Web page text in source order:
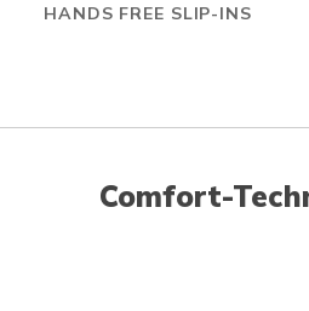
HANDS FREE SLIP-INS
Comfort-